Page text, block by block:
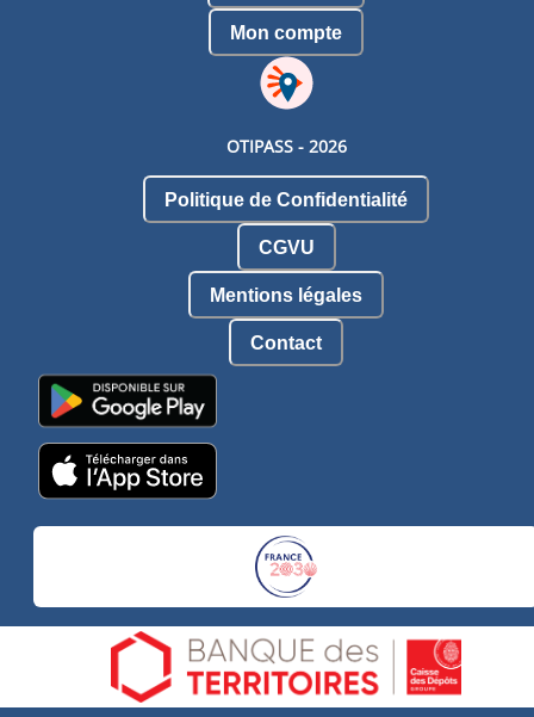
Mon compte
OTIPASS - 2026
Politique de Confidentialité
CGVU
Mentions légales
Contact